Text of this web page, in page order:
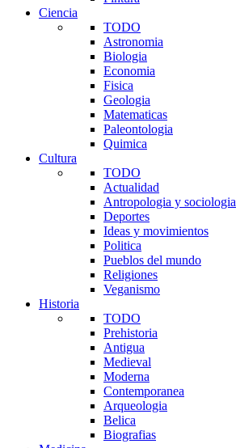
Ciencia
TODO
Astronomia
Biologia
Economia
Fisica
Geologia
Matematicas
Paleontologia
Quimica
Cultura
TODO
Actualidad
Antropologia y sociologia
Deportes
Ideas y movimientos
Politica
Pueblos del mundo
Religiones
Veganismo
Historia
TODO
Prehistoria
Antigua
Medieval
Moderna
Contemporanea
Arqueologia
Belica
Biografias